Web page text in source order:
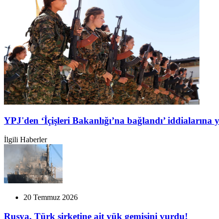
YPJ'den ‘İçişleri Bakanlığı’na bağlandı’ iddialarına
İlgili Haberler
20 Temmuz 2026
Rusya, Türk şirketine ait yük gemisini vurdu!